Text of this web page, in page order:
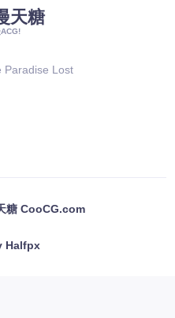
天糖
Paradise Lost
糖 CooCG.com
Halfpx